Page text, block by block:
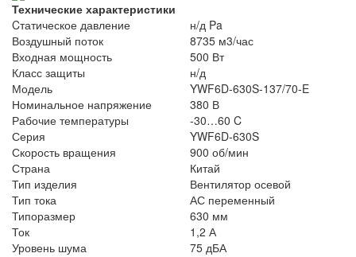
Технические характеристики
Cтатическое давление
н/д Pa
Воздушный поток
8735 м3/час
Входная мощность
500 Вт
Класс защиты
н/д
Модель
YWF6D-630S-137/70-E
Номинальное напряжение
380 В
Рабочие температуры
-30…60 C
Серия
YWF6D-630S
Скорость вращения
900 об/мин
Страна
Китай
Тип изделия
Вентилятор осевой
Тип тока
АС переменный
Типоразмер
630 мм
Ток
1,2 А
Уровень шума
75 дБА